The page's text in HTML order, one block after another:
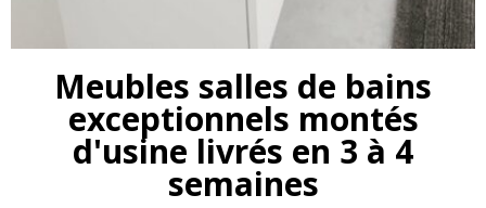
Meubles salles de bains
exceptionnels montés
d'usine livrés en 3 à 4
semaines